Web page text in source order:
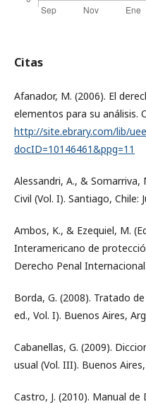
Citas
Afanador, M. (2006). El
elementos para su análisis.
http://site.ebrary.com/lib/
docID=10146461&ppg=11
Alessandri, A., & Somarriva,
Civil (Vol. I). Santiago, Chile:
Ambos, K., & Ezequiel, M.
Interamericano de
Derecho Penal
Borda, G. (2008). Tratado
ed., Vol. I). Buenos Aires,
Cabanellas, G. (2009).
usual (Vol. III). Buenos
Castro, J. (2010). Manual de